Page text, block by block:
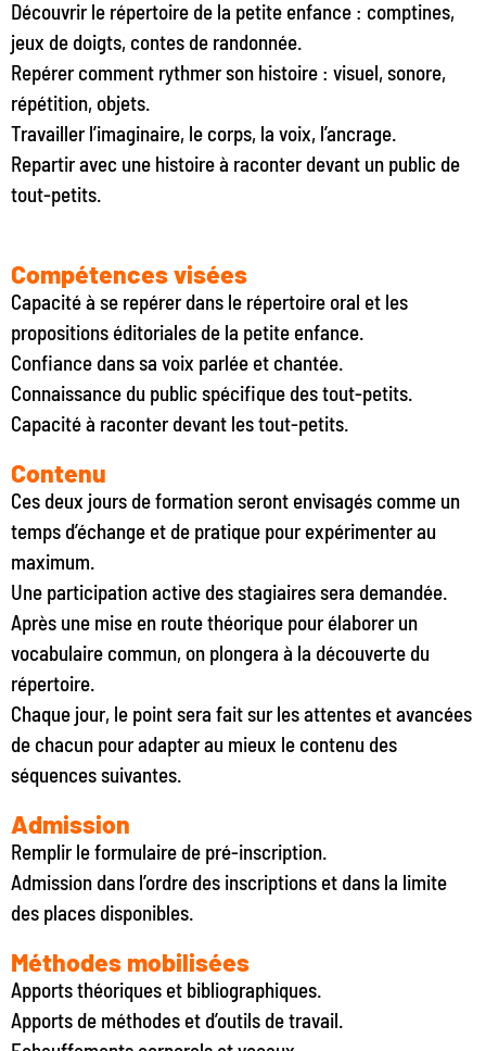
Découvrir le répertoire de la petite enfance : comptines,
jeux de doigts, contes de randonnée.
Repérer comment rythmer son histoire : visuel, sonore,
répétition, objets.
Travailler l’imaginaire, le corps, la voix, l’ancrage.
Repartir avec une histoire à raconter devant un public de
tout-petits.
Compétences visées
Capacité à se repérer dans le répertoire oral et les
propositions éditoriales de la petite enfance.
Confiance dans sa voix parlée et chantée.
Connaissance du public spécifique des tout-petits.
Capacité à raconter devant les tout-petits.
Contenu
Ces deux jours de formation seront envisagés comme un
temps d’échange et de pratique pour expérimenter au
maximum.
Une participation active des stagiaires sera demandée.
Après une mise en route théorique pour élaborer un
vocabulaire commun, on plongera à la découverte du
répertoire.
Chaque jour, le point sera fait sur les attentes et avancées
de chacun pour adapter au mieux le contenu des
séquences suivantes.
Admission
Remplir le formulaire de pré-inscription.
Admission dans l’ordre des inscriptions et dans la limite
des places disponibles.
Méthodes mobilisées
Apports théoriques et bibliographiques.
Apports de méthodes et d’outils de travail.